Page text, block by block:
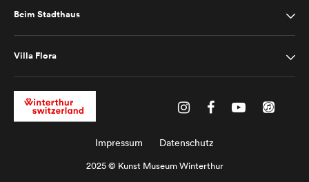
Beim Stadthaus
Villa Flora
Impressum Datenschutz
2025 © Kunst Museum Winterthur